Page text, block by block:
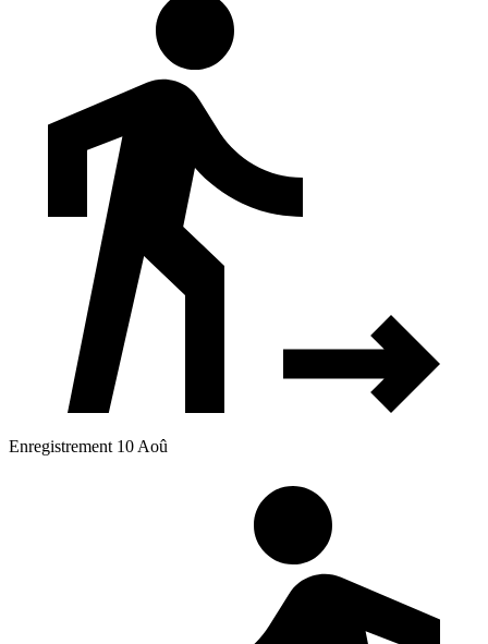
Enregistrement 10 Aoû